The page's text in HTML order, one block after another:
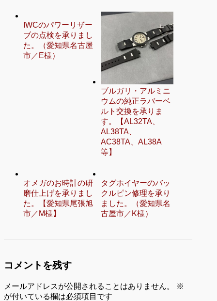
IWCのパワーリザー
ブの点検を承りまし
た。（愛知県名古屋
市／E様）
ブルガリ・アルミニ
ウムの純正ラバーベ
ルト交換を承りま
す。【AL32TA、
AL38TA、
AC38TA、AL38A
等】
オメガのお時計の研
磨仕上げを承りまし
た。【愛知県尾張旭
市／M様】
タグホイヤーのバッ
クルピン修理を承り
ました。（愛知県名
古屋市／K様）
コメントを残す
メールアドレスが公開されることはありません。
※
が付いている欄は必須項目です